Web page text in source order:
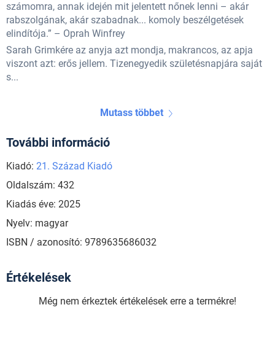
számomra, annak idején mit jelentett nőnek lenni – akár
rabszolgának, akár szabadnak... komoly beszélgetések
elindítója.” – Oprah Winfrey
Sarah Grimkére az anyja azt mondja, makrancos, az apja
viszont azt: erős jellem. Tizenegyedik születésnapjára saját
s...
Mutass többet
További információ
Kiadó: 21. Század Kiadó
Oldalszám: 432
Kiadás éve: 2025
Nyelv: magyar
ISBN / azonosító: 9789635686032
Értékelések
Még nem érkeztek értékelések erre a termékre!